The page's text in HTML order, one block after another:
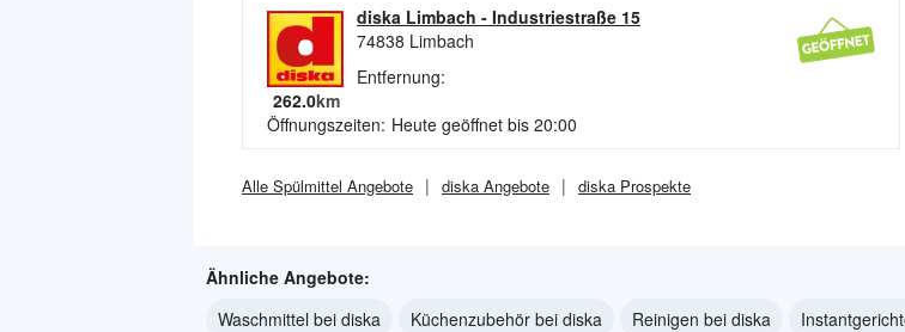
diska Limbach - Industriestraße 15
74838 Limbach
Entfernung:
262.0km
Öffnungszeiten: Heute geöffnet bis 20:00
Alle Spülmittel Angebote diska Angebote diska Prospekte
Ähnliche Angebote:
Waschmittel bei diska
Küchenzubehör bei diska Reinigen bei diska